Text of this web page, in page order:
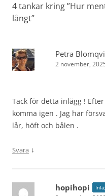
4 tankar kring ”Hur
långt”
Petra
2 november,
Tack för detta inlägg !
komma igen . Jag har
lår, höft och bålen .
Svara ↓
hopihopi